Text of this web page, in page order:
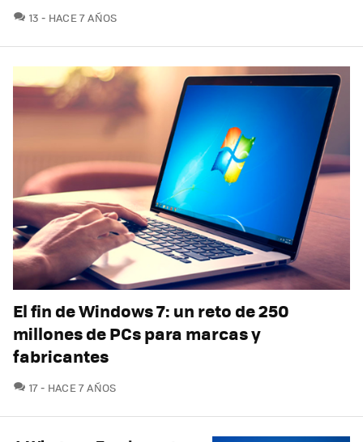
13 COMENTARIOS
HACE 7 AÑOS
El fin de Windows 7: un reto de 250
millones de PCs para marcas y
fabricantes
17COMENTARIOS
HACE 7 AÑOS